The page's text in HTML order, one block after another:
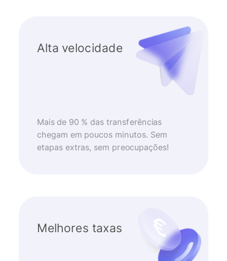
Alta velocidade
Mais de 90 % das transferências
chegam em poucos minutos. Sem
etapas extras, sem preocupações!
Melhores taxas